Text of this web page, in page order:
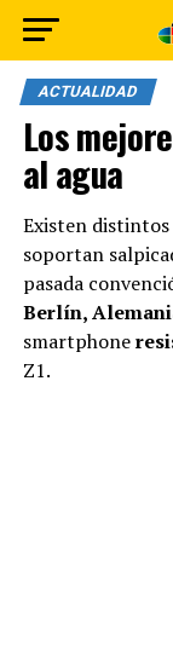
ACTUALIDAD
Los
al agua
Existen
soportan
pasada
Berlín,
smartphone
Z1.